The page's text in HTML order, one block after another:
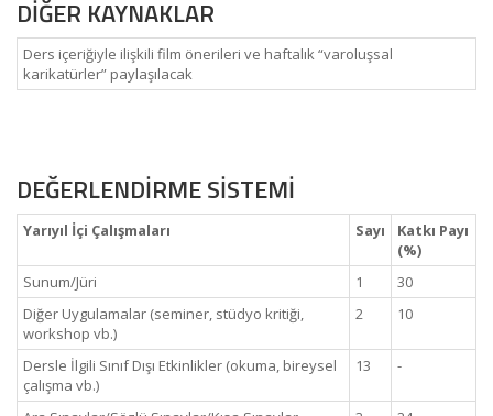
DİĞER KAYNAKLAR
Ders içeriğiyle ilişkili film önerileri ve haftalık “varoluşsal
karikatürler” paylaşılacak
DEĞERLENDİRME SİSTEMİ
Yarıyıl İçi Çalışmaları Sayı
Katkı Payı
(%)
Sunum/Jüri
1
30
Diğer Uygulamalar (seminer, stüdyo kritiği,
workshop vb.)
2 10
Dersle İlgili Sınıf Dışı Etkinlikler (okuma, bireysel
çalışma vb.)
13 -